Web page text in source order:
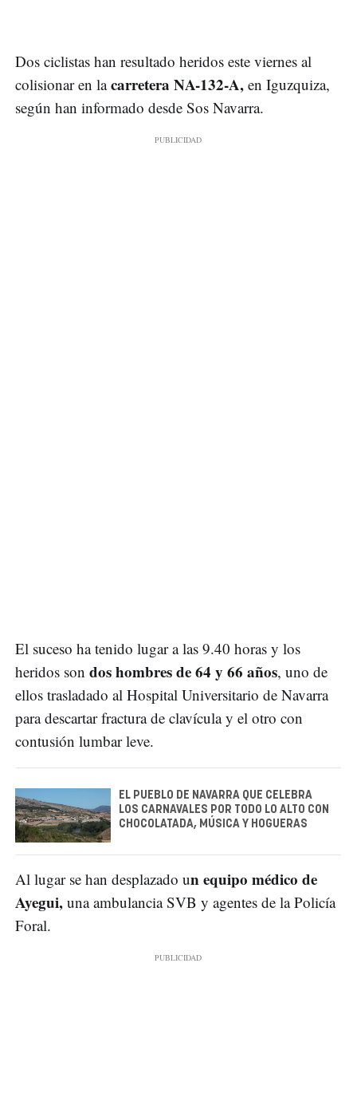
Dos ciclistas han resultado heridos este viernes al
colisionar en lacarretera NA-132-A, en Iguzquiza,
según han informado desde Sos Navarra.
El suceso ha tenido lugar a las 9.40 horas y los
heridos son dos hombres de 64 y 66 años, uno de
ellos trasladado al Hospital Universitario de Navarra
para descartar fractura de clavícula y el otro con
contusión lumbar leve.
EL PUEBLO DE NAVARRA QUE CELEBRA
LOS CARNAVALES POR TODO LO ALTO CON
CHOCOLATADA, MÚSICA Y HOGUERAS
Al lugar se han desplazado un equipo médico de
Ayegui, una ambulancia SVB y agentes de la Policía
Foral.